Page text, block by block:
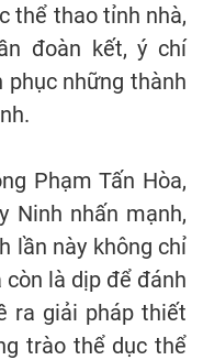
thể thao tỉnh nhà,
đoàn kết, ý chí
những thành
Phạm Tấn Hòa,
Ninh nhấn mạnh,
lần này không chỉ
là dịp để đánh
ra giải pháp thiết
trào thể dục thể